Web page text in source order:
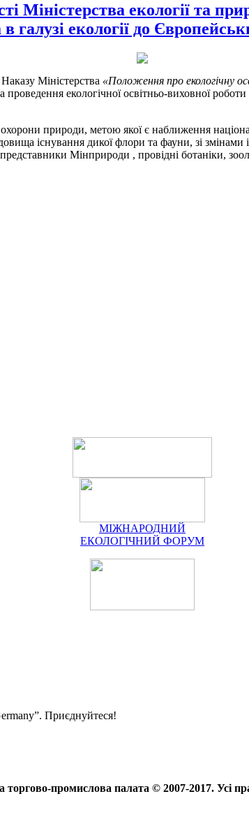
Міністерства екології та
галузі екології до
Міністерства «Положення про екологічну
екологічної освітньо-виховної
охорони природи, метою якої є наближення
існування дикої флори та фауни, зі
Мінприроди , провідні ботаніки,
МІЖНАРОДНИЙ
ЕКОЛОГІЧНИЙ ФОРУМ
Приєднуйтеся!
торгово-промислова палата © 2007-2017. Усі